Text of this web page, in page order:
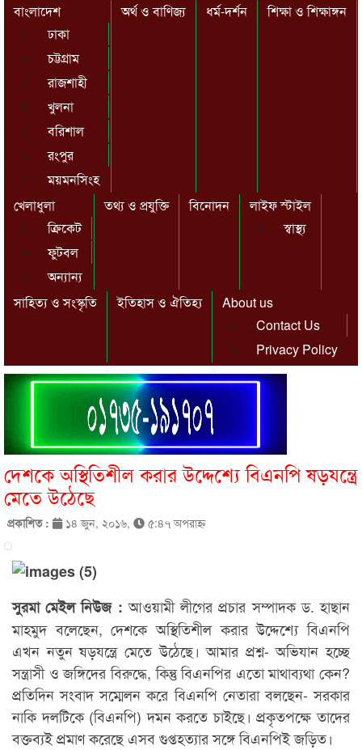
বাংলাদেশ
ঢাকা
চট্টগ্রাম
রাজশাহী
খুলনা
বরিশাল
রংপুর
ময়মনসিংহ
অর্থ ও বাণিজ্য ধর্ম-দর্শন শিক্ষা ও শিক্ষাঙ্গন
খেলাধুলা
ক্রিকেট
ফুটবল
অন্যান্য
তথ্য ও প্রযুক্তি বিনোদন
লাইফ স্টাইল
স্বাস্থ্য
সাহিত্য ও সংস্কৃতি ইতিহাস ও ঐতিহ্য
About us
Contact Us
Privacy Policy
দেশকে অস্থিতিশীল করার উদ্দেশ্যে বিএনপি ষড়যন্ত্রে
মেতে উঠেছে
প্রকাশিত : ১৪ জুন, ২০১৬, ৫:৪৭ অপরাহ্ণ
সুরমা মেইল নিউজ : আওয়ামী লীগের প্রচার সম্পাদক ড. হাছান
মাহমুদ বলেছেন, দেশকে অস্থিতিশীল করার উদ্দেশ্যে বিএনপি
এখন নতুন ষড়যন্ত্রে মেতে উঠেছে। আমার প্রশ্ন- অভিযান হচ্ছে
সন্ত্রাসী ও জঙ্গিদের বিরুদ্ধে, কিন্তু বিএনপির এতো মাথাব্যথা কেন?
প্রতিদিন সংবাদ সম্মেলন করে বিএনপি নেতারা বলছেন- সরকার
নাকি দলটিকে (বিএনপি) দমন করতে চাইছে। প্রকৃতপক্ষে তাদের
বক্তব্যই প্রমাণ করেছে এসব গুপ্তহত্যার সঙ্গে বিএনপিই জড়িত।